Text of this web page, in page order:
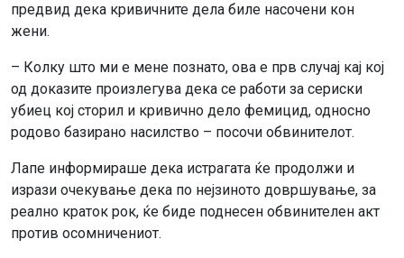
предвид дека кривичните дела биле насочени кон
жени.
– Колку што ми е мене познато, ова е прв случај кај кој
од доказите произлегува дека се работи за сериски
убиец кој сторил и кривично дело фемицид, односно
родово базирано насилство – посочи обвинителот.
Лапе информираше дека истрагата ќе продолжи и
изрази очекување дека по нејзиното довршување, за
реално краток рок, ќе биде поднесен обвинителен акт
против осомничениот.